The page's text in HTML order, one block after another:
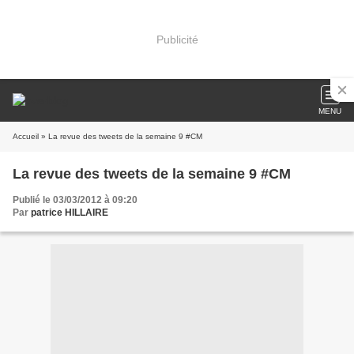
Publicité
MENU
Accueil » La revue des tweets de la semaine 9 #CM
La revue des tweets de la semaine 9 #CM
Publié le 03/03/2012 à 09:20
Par patrice HILLAIRE